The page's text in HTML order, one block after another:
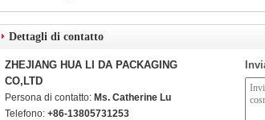
Dettagli di contatto
ZHEJIANG HUA LI DA PACKAGING
CO,LTD
Persona di contatto: Ms. Catherine Lu
Telefono: +86-13805731253